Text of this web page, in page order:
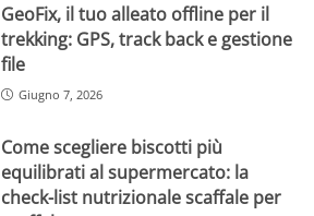
GeoFix, il tuo alleato offline per il
trekking: GPS, track back e gestione
file
Giugno 7, 2026
Come scegliere biscotti più
equilibrati al supermercato: la
check-list nutrizionale scaffale per